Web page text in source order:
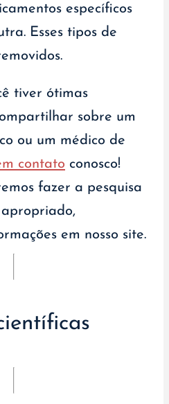
específicos
Esses tipos de
tiver ótimas
sobre um
ou um médico de
contato conosco!
fazer a pesquisa
apropriado,
em nosso site.